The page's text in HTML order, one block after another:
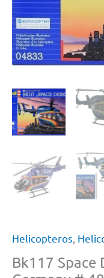
Helicopteros,
Bk117 Space